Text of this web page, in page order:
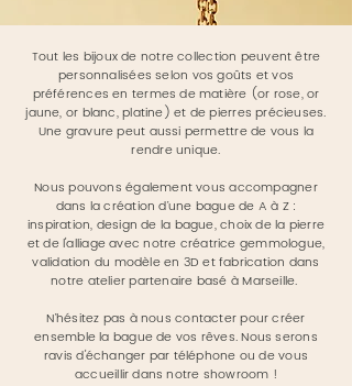
Tout les bijoux de notre collection peuvent être
personnalisées selon vos goûts et vos
préférences en termes de matière (or rose, or
jaune, or blanc, platine) et de pierres précieuses.
Une gravure peut aussi permettre de vous la
rendre unique.
Nous pouvons également vous accompagner
dans la création d’une bague de A à Z :
inspiration, design de la bague, choix de la pierre
et de l'alliage avec notre créatrice gemmologue,
validation du modèle en 3D et fabrication dans
notre atelier partenaire basé à Marseille.
N’hésitez pas à nous contacter pour créer
ensemble la bague de vos rêves. Nous serons
ravis d'échanger par téléphone ou de vous
accueillir dans notre showroom !